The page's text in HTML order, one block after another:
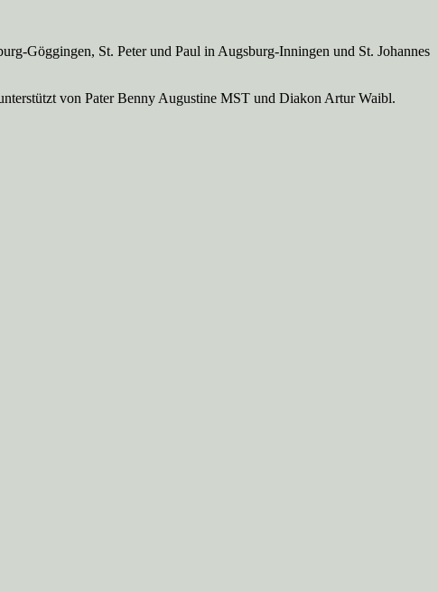
Göggingen, St. Peter und Paul in Augsburg-Inningen und St. Johannes
von Pater Benny Augustine MST und Diakon Artur Waibl.